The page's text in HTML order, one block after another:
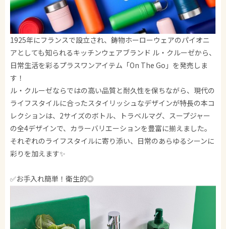
1925年にフランスで設立され、鋳物ホーローウェアのパイオニ
アとしても知られるキッチンウェアブランド ル・クルーゼから、
日常生活を彩るプラスワンアイテム「On The Go」を発売しま
す！
ル・クルーゼならではの高い品質と耐久性を保ちながら、現代の
ライフスタイルに合ったスタイリッシュなデザインが特長の本コ
レクションは、2サイズのボトル、トラベルマグ、スープジャー
の全4デザインで、カラーバリエーションを豊富に揃えました。
それぞれのライフスタイルに寄り添い、日常のあらゆるシーンに
彩りを加えます✨
✅お手入れ簡単！衛生的◎